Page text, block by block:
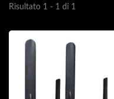
Risultato 1 - 1 di 1